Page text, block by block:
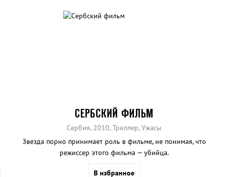
СЕРБСКИЙ ФИЛЬМ
Сербия, 2010, Триллер, Ужасы
Звезда порно принимает роль в фильме, не понимая, что
режиссер этого фильма — убийца.
В избранное